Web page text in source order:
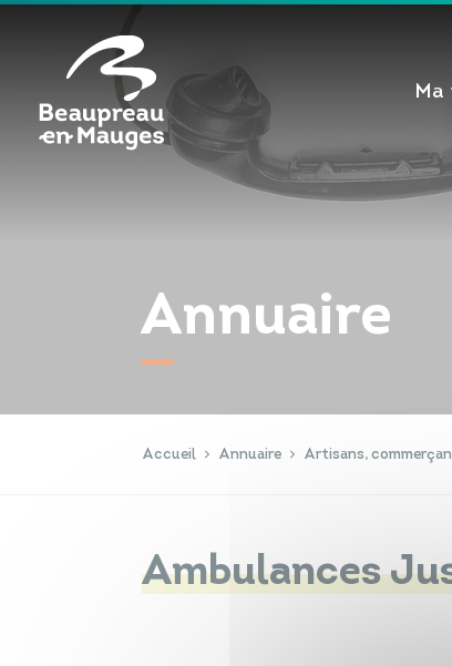
Ma
Annuaire
Accueil Annuaire Artisans,
Ambulances
Cookies management panel